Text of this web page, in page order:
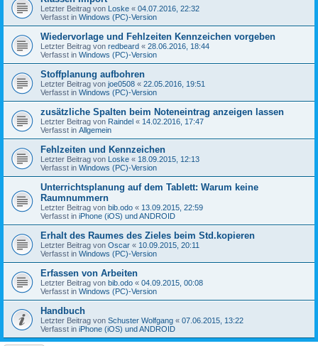
Letzter Beitrag von Loske « 04.07.2016, 22:32
Verfasst in Windows (PC)-Version
Wiedervorlage und Fehlzeiten Kennzeichen vorgeben
Letzter Beitrag von redbeard « 28.06.2016, 18:44
Verfasst in Windows (PC)-Version
Stoffplanung aufbohren
Letzter Beitrag von joe0508 « 22.05.2016, 19:51
Verfasst in Windows (PC)-Version
zusätzliche Spalten beim Noteneintrag anzeigen lassen
Letzter Beitrag von Raindel « 14.02.2016, 17:47
Verfasst in Allgemein
Fehlzeiten und Kennzeichen
Letzter Beitrag von Loske « 18.09.2015, 12:13
Verfasst in Windows (PC)-Version
Unterrichtsplanung auf dem Tablett: Warum keine
Raumnummern
Letzter Beitrag von bib.odo « 13.09.2015, 22:59
Verfasst in iPhone (iOS) und ANDROID
Erhalt des Raumes des Zieles beim Std.kopieren
Letzter Beitrag von Oscar « 10.09.2015, 20:11
Verfasst in Windows (PC)-Version
Erfassen von Arbeiten
Letzter Beitrag von bib.odo « 04.09.2015, 00:08
Verfasst in Windows (PC)-Version
Handbuch
Letzter Beitrag von Schuster Wolfgang « 07.06.2015, 13:22
Verfasst in iPhone (iOS) und ANDROID